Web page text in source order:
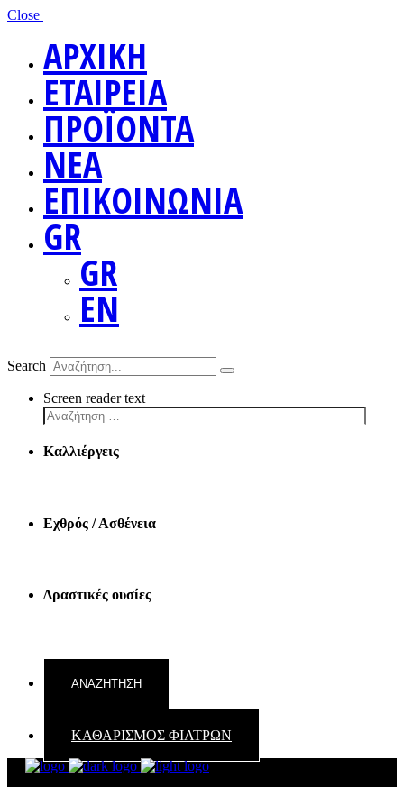
Close
ΑΡΧΙΚΗ
ΕΤΑΙΡΕΙΑ
ΠΡΟΪΟΝΤΑ
ΝΕΑ
ΕΠΙΚΟΙΝΩΝΙΑ
GR
GR
EN
Search
Screen reader text
Καλλιέργεις
Εχθρός / Ασθένεια
Δραστικές ουσίες
ΚΑΘΑΡΙΣΜΟΣ ΦΙΛΤΡΩΝ